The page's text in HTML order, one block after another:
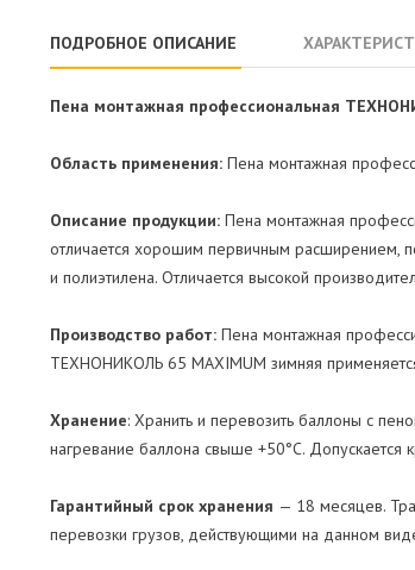
ПОДРОБНОЕ ОПИСАНИЕ
Пена монтажная профессиональная
Область применения: Пена монтажная
Описание продукции: Пена монтажная
отличается хорошим первичным расширением,
и полиэтилена. Отличается высокой
Производство работ: Пена монтажная
ТЕХНОНИКОЛЬ 65 MAXIMUM зимняя
Хранение: Хранить и перевозить баллоны с
нагревание баллона свыше +50°С.
Гарантийный срок хранения — 18 месяцев.
перевозки грузов, действующими на данном